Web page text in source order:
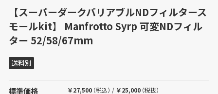
【スーパーダークバリアブルNDフィルタース
モールkit】 Manfrotto Syrp 可変NDフィル
ター 52/58/67mm
送料別
標準価格 ￥27,500 （税込） / ￥25,000 （税抜）